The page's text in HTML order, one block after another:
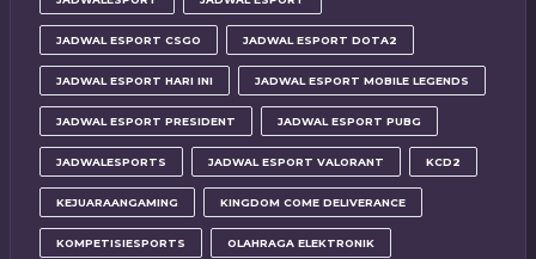
JADWAL ESPORT CSGO JADWAL ESPORT DOTA2
JADWAL ESPORT HARI INI JADWAL ESPORT MOBILE LEGENDS
JADWAL ESPORT PRESIDENT JADWAL ESPORT PUBG
JADWALESPORTS JADWAL ESPORT VALORANT KCD2
KEJUARAANGAMING KINGDOM COME DELIVERANCE
KOMPETISIESPORTS OLAHRAGA ELEKTRONIK